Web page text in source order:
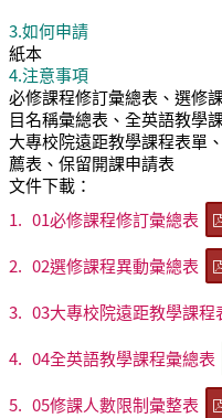
3.如何申請
紙本
4.注意事項
必修課程修訂彙總表、選修
目名稱彙總表、全英語教學
大專校院遠距教學課程表單
薦表、保留開課申請表
文件下載：
1. 01必修課程修訂彙總表
2. 02選修課程異動彙總表
3. 03大專校院遠距教學課程
4. 04全英語教學課程彙總表
5. 05修課人數限制彙整表